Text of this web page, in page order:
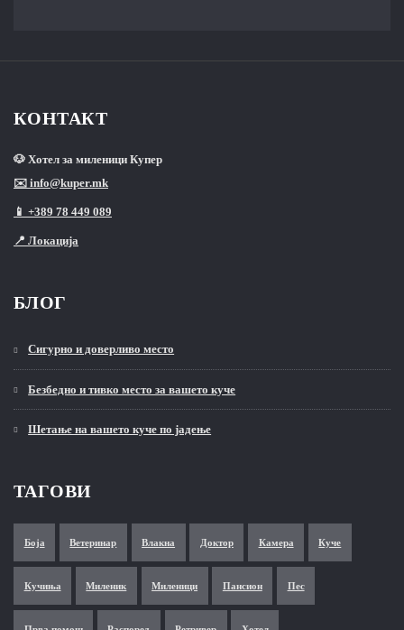
КОНТАКТ
🐶 Хотел за миленици Купер
✉️ info@kuper.mk
📱 +389 78 449 089
📍 Локација
БЛОГ
Сигурно и доверливо место
Безбедно и тивко место за вашето куче
Шетање на вашето куче по јадење
ТАГОВИ
Боја Ветеринар Влакна Доктор Камера Куче
Кучиња Миленик Миленици Пансион Пес